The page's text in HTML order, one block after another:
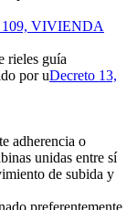
109, VIVIENDA
rieles guía
por uDecreto 13,
adherencia o
unidas entre sí
de subida y
preferentemente